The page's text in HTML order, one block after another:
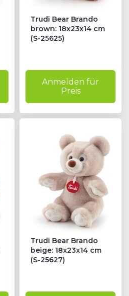
Trudi Bear Brando
brown: 18x23x14 cm
(S-25625)
Anmelden für
Preis
Trudi Bear Brando
beige: 18x23x14 cm
(S-25627)